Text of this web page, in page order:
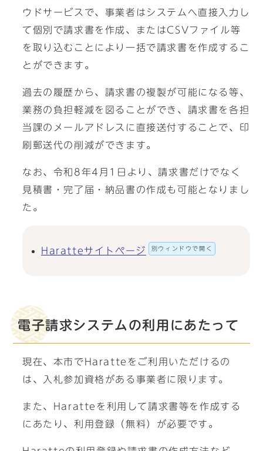
ウドサービスで、事業者はシステムへ直接入力し
て個別で請求書を作成、またはCSVファイル等
を取り込むことにより一括で請求書を作成するこ
とができます。
過去の履歴から、請求書の複製が可能になる等、
業務の負担軽減を図ることができ、請求書を各担
当課のメールアドレスに直接送付することで、印
刷郵送代の削減ができます。
なお、令和8年4月1日より、請求書だけでなく
見積書・完了届・納品書の作成も可能となりまし
た。
Haratteサイトページ 別ウィンドウで開く
電子請求システムの利用にあたって
現在、本市でHaratteをご利用いただけるの
は、入札参加資格がある事業者に限ります。
また、Haratteを利用して請求書等を作成する
にあたり、利用登録（無料）が必要です。